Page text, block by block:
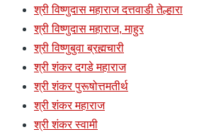
श्री विष्णुदास महाराज दत्तवाडी तेल्हारा
श्री विष्णुदास महाराज, माहुर
श्री विष्णुबुवा ब्रह्मचारी
श्री शंकर दगडे महाराज
श्री शंकर पुरूषोत्तमतीर्थ
श्री शंकर महाराज
श्री शंकर स्वामी